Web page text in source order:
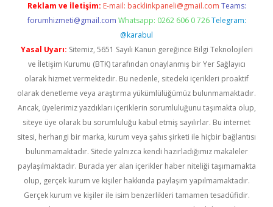
Reklam ve İletişim: E-mail: backlinkpaneli@gmail.com Teams:
forumhizmeti@gmail.com Whatsapp: 0262 606 0 726 Telegram:
@karabul
Yasal Uyarı: Sitemiz, 5651 Sayılı Kanun gereğince Bilgi Teknolojileri
ve İletişim Kurumu (BTK) tarafından onaylanmış bir Yer Sağlayıcı
olarak hizmet vermektedir. Bu nedenle, sitedeki içerikleri proaktif
olarak denetleme veya araştırma yükümlülüğümüz bulunmamaktadır.
Ancak, üyelerimiz yazdıkları içeriklerin sorumluluğunu taşımakta olup,
siteye üye olarak bu sorumluluğu kabul etmiş sayılırlar. Bu internet
sitesi, herhangi bir marka, kurum veya şahıs şirketi ile hiçbir bağlantısı
bulunmamaktadır. Sitede yalnızca kendi hazırladığımız makaleler
paylaşılmaktadır. Burada yer alan içerikler haber niteliği taşımamakta
olup, gerçek kurum ve kişiler hakkında paylaşım yapılmamaktadır.
Gerçek kurum ve kişiler ile isim benzerlikleri tamamen tesadüfidir.